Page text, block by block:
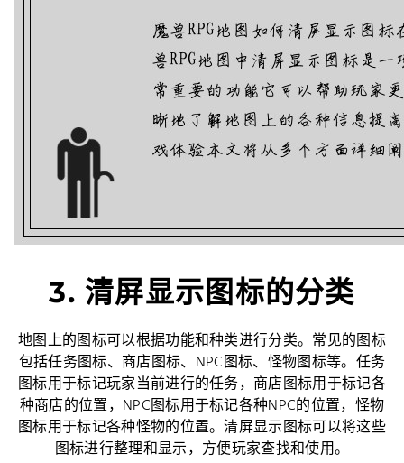
3. 清屏显示图标的分类
地图上的图标可以根据功能和种类进行分类。常见的图标
包括任务图标、商店图标、NPC图标、怪物图标等。任务
图标用于标记玩家当前进行的任务，商店图标用于标记各
种商店的位置，NPC图标用于标记各种NPC的位置，怪物
图标用于标记各种怪物的位置。清屏显示图标可以将这些
图标进行整理和显示，方便玩家查找和使用。